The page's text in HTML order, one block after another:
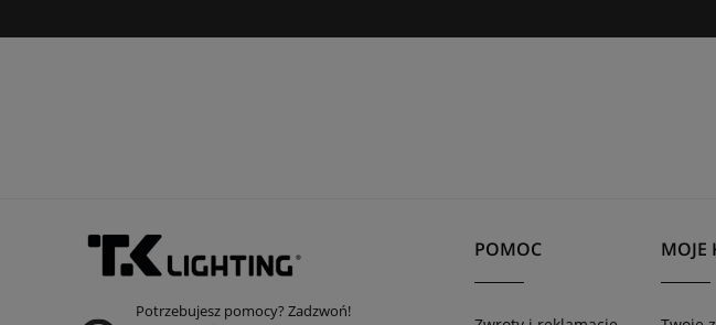
Potrzebujesz pomocy? Zadzwoń!
POMOC MOJE